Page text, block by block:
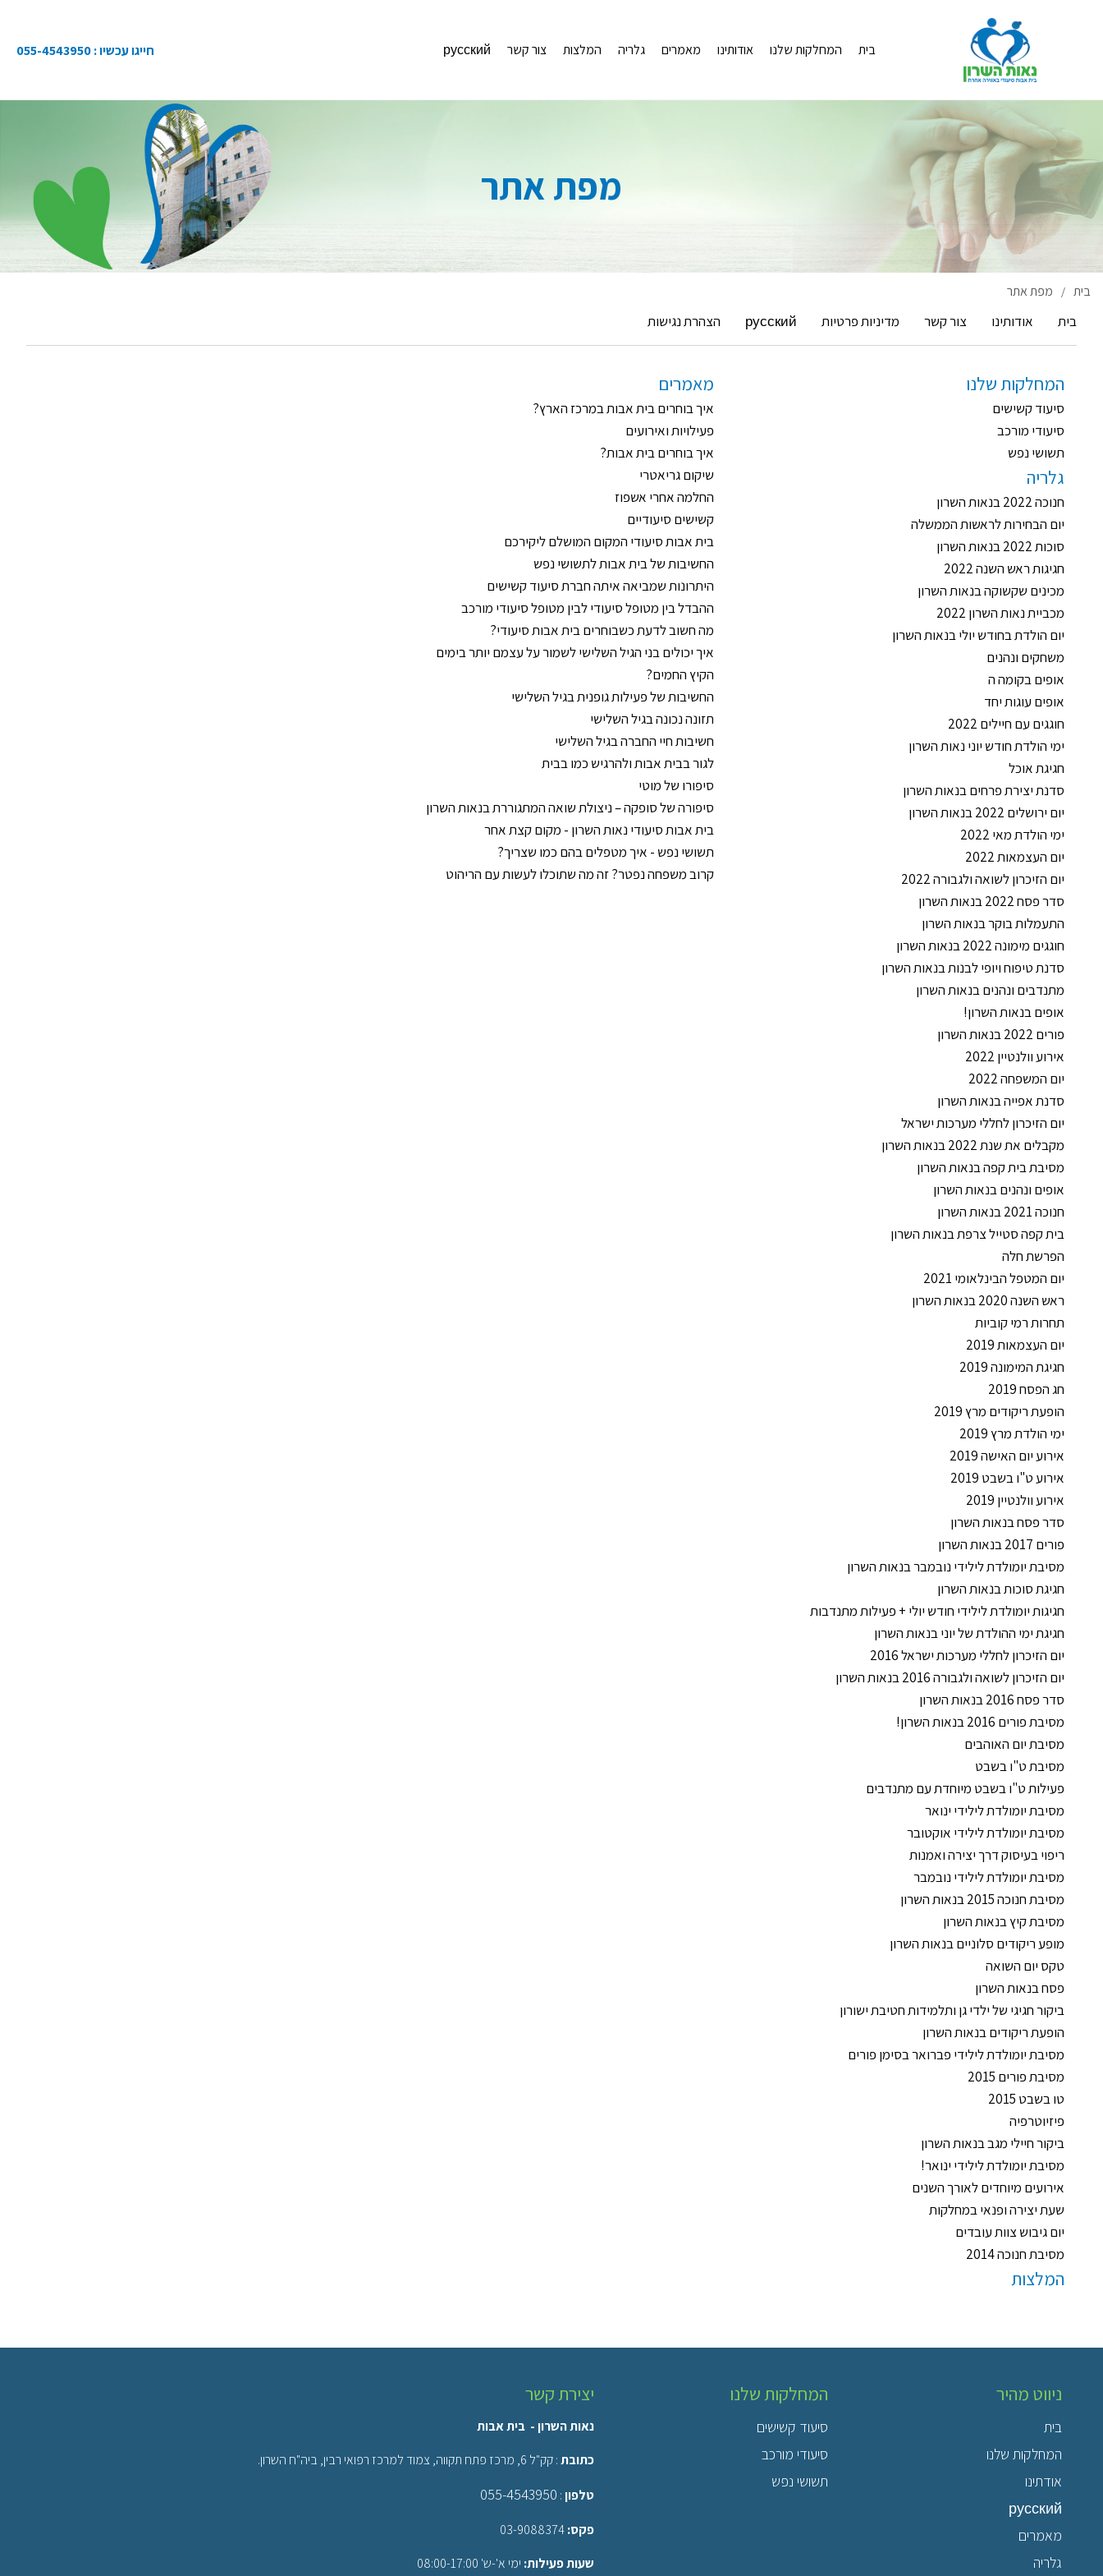
בית המחלקות שלנו אודותינו מאמרים גלריה המלצות צור קשר русский חייגו עכשיו :055-4543950
מפת אתר
בית / מפת אתר
בית אודותינו צור קשר מדיניות פרטיות русский הצהרת נגישות
המחלקות שלנו
סיעוד קשישים
סיעודי מורכב
תשושי נפש
גלריה
חנוכה 2022 בנאות השרון
יום הבחירות לראשות הממשלה
סוכות 2022 בנאות השרון
חגיגות ראש השנה 2022
מכינים שקשוקה בנאות השרון
מכביית נאות השרון 2022
יום הולדת בחודש יולי בנאות השרון
משחקים ונהנים
אופים בקומה ה
אופים עוגות יחד
חוגגים עם חיילים 2022
ימי הולדת חודש יוני נאות השרון
חגיגת אוכל
סדנת יצירת פרחים בנאות השרון
יום ירושלים 2022 בנאות השרון
ימי הולדת מאי 2022
יום העצמאות 2022
יום הזיכרון לשואה ולגבורה 2022
סדר פסח 2022 בנאות השרון
התעמלות בוקר בנאות השרון
חוגגים מימונה 2022 בנאות השרון
סדנת טיפוח ויופי לבנות בנאות השרון
מתנדבים ונהנים בנאות השרון
אופים בנאות השרון!
פורים 2022 בנאות השרון
אירוע וולנטיין 2022
יום המשפחה 2022
סדנת אפייה בנאות השרון
יום הזיכרון לחללי מערכות ישראל
מקבלים את שנת 2022 בנאות השרון
מסיבת בית קפה בנאות השרון
אופים ונהנים בנאות השרון
חנוכה 2021 בנאות השרון
בית קפה סטייל צרפת בנאות השרון
הפרשת חלה
יום המטפל הבינלאומי 2021
ראש השנה 2020 בנאות השרון
תחרות רמי קוביות
יום העצמאות 2019
חגיגת המימונה 2019
חג הפסח 2019
הופעת ריקודים מרץ 2019
ימי הולדת מרץ 2019
אירוע יום האישה 2019
אירוע ט"ו בשבט 2019
אירוע וולנטיין 2019
סדר פסח בנאות השרון
פורים 2017 בנאות השרון
מסיבת יומולדת לילידי נובמבר בנאות השרון
חגיגת סוכות בנאות השרון
חגיגות יומולדת לילידי חודש יולי + פעילות מתנדבות
חגיגת ימי ההולדת של יוני בנאות השרון
יום הזיכרון לחללי מערכות ישראל 2016
יום הזיכרון לשואה ולגבורה 2016 בנאות השרון
סדר פסח 2016 בנאות השרון
מסיבת פורים 2016 בנאות השרון!
מסיבת יום האוהבים
מסיבת ט"ו בשבט
פעילות ט"ו בשבט מיוחדת עם מתנדבים
מסיבת יומולדת לילידי ינואר
מסיבת יומולדת לילידי אוקטובר
ריפוי בעיסוק דרך יצירה ואמנות
מסיבת יומולדת לילידי נובמבר
מסיבת חנוכה 2015 בנאות השרון
מסיבת קיץ בנאות השרון
מופע ריקודים סלוניים בנאות השרון
טקס יום השואה
פסח בנאות השרון
ביקור חגיגי של ילדי גן ותלמידות חטיבת ישורון
הופעת ריקודים בנאות השרון
מסיבת יומולדת לילידי פברואר בסימן פורים
מסיבת פורים 2015
טו בשבט 2015
פיזיוטרפיה
ביקור חיילי מגב בנאות השרון
מסיבת יומולדת לילידי ינואר!
אירועים מיוחדים לאורך השנים
שעת יצירה ופנאי במחלקות
יום גיבוש צוות עובדים
מסיבת חנוכה 2014
המלצות
מאמרים
איך בוחרים בית אבות במרכז הארץ?
פעילויות ואירועים
איך בוחרים בית אבות?
שיקום גריאטרי
החלמה אחרי אשפוז
קשישים סיעודיים
בית אבות סיעודי המקום המושלם ליקירכם
החשיבות של בית אבות לתשושי נפש
היתרונות שמביאה איתה חברת סיעוד קשישים
ההבדל בין מטופל סיעודי לבין מטופל סיעודי מורכב
מה חשוב לדעת כשבוחרים בית אבות סיעודי?
איך יכולים בני הגיל השלישי לשמור על עצמם יותר בימים
הקיץ החמים?
החשיבות של פעילות גופנית בגיל השלישי
תזונה נכונה בגיל השלישי
חשיבות חיי החברה בגיל השלישי
לגור בבית אבות ולהרגיש כמו בבית
סיפורו של מוטי
סיפורה של סופקה – ניצולת שואה המתגוררת בנאות השרון
בית אבות סיעודי נאות השרון - מקום קצת אחר
תשושי נפש - איך מטפלים בהם כמו שצריך?
קרוב משפחה נפטר? זה מה שתוכלו לעשות עם הריהוט
ניווט מהיר
בית
המחלקות שלנו
אודתינו
русский
מאמרים
גלריה
המחלקות שלנו
סיעוד קשישים
סיעודי מורכב
תשושי נפש
יצירת קשר
נאות השרון - בית אבות
כתובת: קק"ל 6, מרכז פתח תקווה, צמוד למרכז רפואי רבין, ביה"ח השרון.
טלפון:
055-4543950
פקס:03-9088374
שעות פעילות: ימי א'-ש' 08:00-17:00